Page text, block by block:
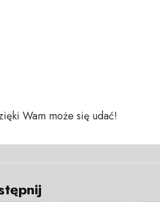
Wam może się udać!